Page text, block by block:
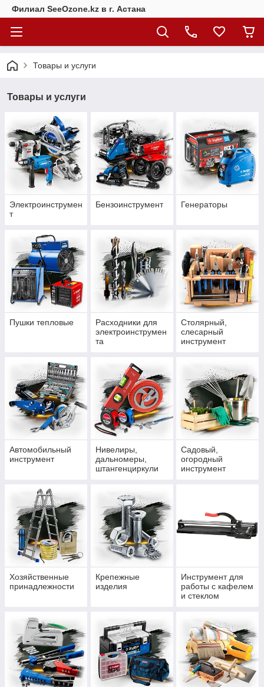
Филиал SeeOzone.kz в г. Астана
Товары и услуги
Товары и услуги
Электроинструмен
т
Бензоинструмент Генераторы
Пушки тепловые
Расходники для
электроинструмен
та
Столярный,
слесарный
инструмент
Автомобильный
инструмент
Нивелиры,
дальномеры,
штангенциркули
Садовый,
огородный
инструмент
Хозяйственные
принадлежности
Крепежные
изделия
Инструмент для
работы с кафелем
и стеклом